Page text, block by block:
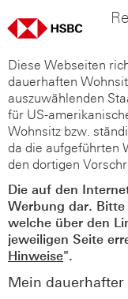
Diese Webseiten
dauerhaften
auszuwählenden
für US-
Wohnsitz bzw.
da die aufgeführten
den dortigen
Die auf den
Werbung dar.
welche über den
jeweiligen Seite
Hinweise".
Mein